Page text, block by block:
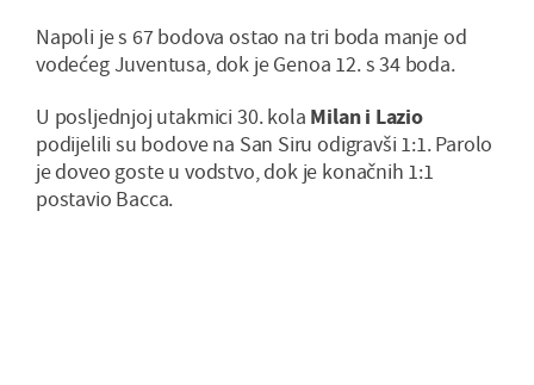
Napoli je s 67 bodova ostao na tri boda manje od
vodećeg Juventusa, dok je Genoa 12. s 34 boda.
U posljednjoj utakmici 30. kola Milan i Lazio
podijelili su bodove na San Siru odigravši 1:1. Parolo
je doveo goste u vodstvo, dok je konačnih 1:1
postavio Bacca.